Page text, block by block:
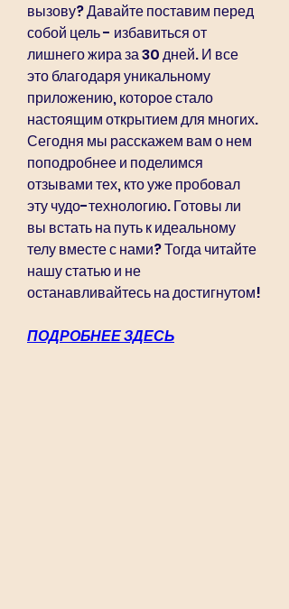
вызову? Давайте поставим перед
собой цель - избавиться от
лишнего жира за 30 дней. И все
это благодаря уникальному
приложению, которое стало
настоящим открытием для многих.
Сегодня мы расскажем вам о нем
поподробнее и поделимся
отзывами тех, кто уже пробовал
эту чудо-технологию. Готовы ли
вы встать на путь к идеальному
телу вместе с нами? Тогда читайте
нашу статью и не
останавливайтесь на достигнутом!
ПОДРОБНЕЕ ЗДЕСЬ